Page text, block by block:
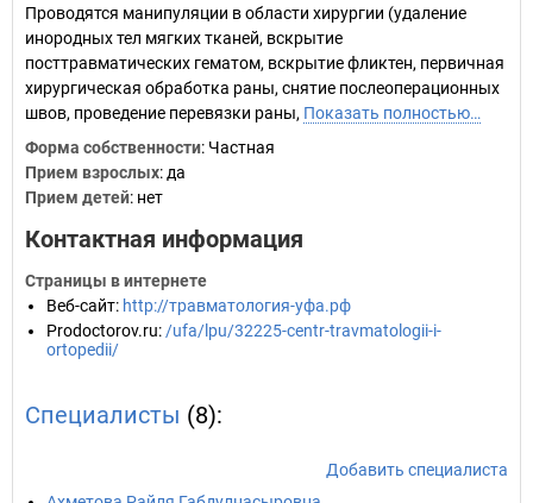
Проводятся манипуляции в области хирургии (удаление
инородных тел мягких тканей, вскрытие
посттравматических гематом, вскрытие фликтен, первичная
хирургическая обработка раны, снятие послеоперационных
швов, проведение перевязки раны, Показать полностью…
Форма собственности: Частная
Прием взрослых: да
Прием детей: нет
Контактная информация
Страницы в интернете
Веб-сайт: http://травматология-уфа.рф
Prodoctorov.ru: /ufa/lpu/32225-centr-travmatologii-i-
ortopedii/
Специалисты (8):
Добавить специалиста